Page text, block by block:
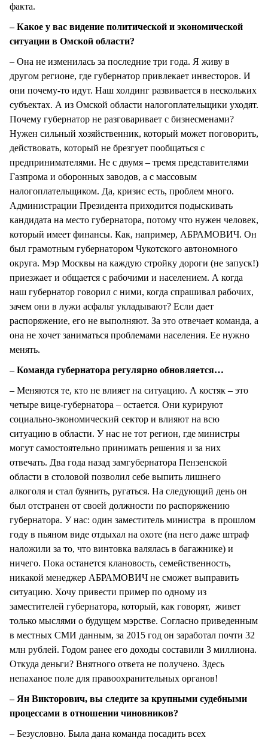
факта.
– Какое у вас видение политической и экономической
ситуации в Омской области?
– Она не изменилась за последние три года. Я живу в
другом регионе, где губернатор привлекает инвесторов. И
они почему-то идут. Наш холдинг развивается в нескольких
субъектах. А из Омской области налогоплательщики уходят.
Почему губернатор не разговаривает с бизнесменами?
Нужен сильный хозяйственник, который может поговорить,
действовать, который не брезгует пообщаться с
предпринимателями. Не с двумя – тремя представителями
Газпрома и оборонных заводов, а с массовым
налогоплательщиком. Да, кризис есть, проблем много.
Администрации Президента приходится подыскивать
кандидата на место губернатора, потому что нужен человек,
который имеет финансы. Как, например, АБРАМОВИЧ. Он
был грамотным губернатором Чукотского автономного
округа. Мэр Москвы на каждую стройку дороги (не запуск!)
приезжает и общается с рабочими и населением. А когда
наш губернатор говорил с ними, когда спрашивал рабочих,
зачем они в лужи асфальт укладывают? Если дает
распоряжение, его не выполняют. За это отвечает команда, а
она не хочет заниматься проблемами населения. Ее нужно
менять.
– Команда губернатора регулярно обновляется…
– Меняются те, кто не влияет на ситуацию. А костяк – это
четыре вице-губернатора – остается. Они курируют
социально-экономический сектор и влияют на всю
ситуацию в области. У нас не тот регион, где министры
могут самостоятельно принимать решения и за них
отвечать. Два года назад замгубернатора Пензенской
области в столовой позволил себе выпить лишнего
алкоголя и стал буянить, ругаться. На следующий день он
был отстранен от своей должности по распоряжению
губернатора. У нас: один заместитель министра в прошлом
году в пьяном виде отдыхал на охоте (на него даже штраф
наложили за то, что винтовка валялась в багажнике) и
ничего. Пока останется клановость, семейственность,
никакой менеджер АБРАМОВИЧ не сможет выправить
ситуацию. Хочу привести пример по одному из
заместителей губернатора, который, как говорят, живет
только мыслями о будущем мэрстве. Согласно приведенным
в местных СМИ данным, за 2015 год он заработал почти 32
млн рублей. Годом ранее его доходы составили 3 миллиона.
Откуда деньги? Внятного ответа не получено. Здесь
непаханое поле для правоохранительных органов!
– Ян Викторович, вы следите за крупными судебными
процессами в отношении чиновников?
– Безусловно. Была дана команда посадить всех